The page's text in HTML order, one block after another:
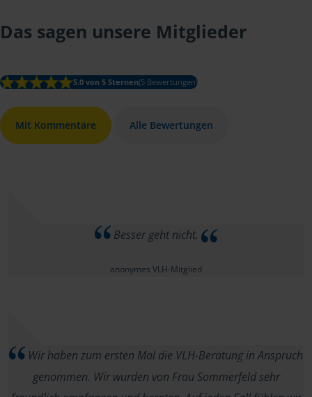
Das sagen unsere Mitglieder
5.0 von 5 Sternen(5 Bewertungen)
Mit Kommentare Alle Bewertungen
Besser geht nicht.
anonymes VLH-Mitglied
Wir haben zum ersten Mal die VLH-Beratung in Anspruch
genommen. Wir wurden von Frau Sommerfeld sehr